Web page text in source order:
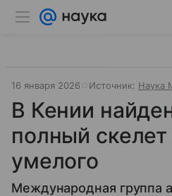
16 января 2026 Источник: Наука
В Кении
полный
умелого
Международная группа